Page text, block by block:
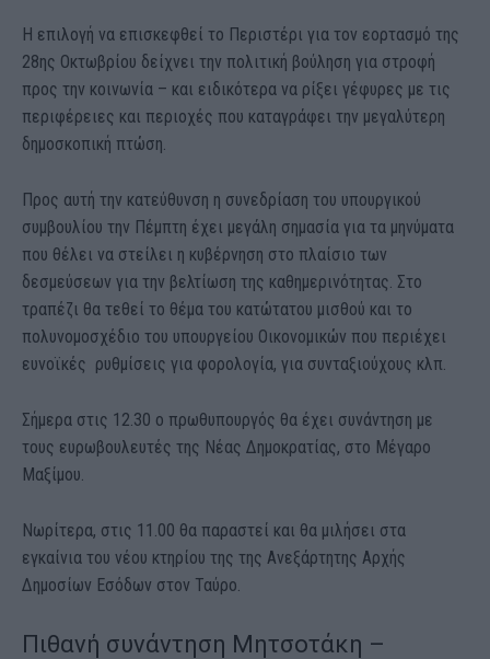
Η επιλογή να επισκεφθεί το Περιστέρι για τον εορτασμό της
28ης Οκτωβρίου δείχνει την πολιτική βούληση για στροφή
προς την κοινωνία – και ειδικότερα να ρίξει γέφυρες με τις
περιφέρειες και περιοχές που καταγράφει την μεγαλύτερη
δημοσκοπική πτώση.
Προς αυτή την κατεύθυνση η συνεδρίαση του υπουργικού
συμβουλίου την Πέμπτη έχει μεγάλη σημασία για τα μηνύματα
που θέλει να στείλει η κυβέρνηση στο πλαίσιο των
δεσμεύσεων για την βελτίωση της καθημερινότητας. Στο
τραπέζι θα τεθεί το θέμα του κατώτατου μισθού και το
πολυνομοσχέδιο του υπουργείου Οικονομικών που περιέχει
ευνοϊκές ρυθμίσεις για φορολογία, για συνταξιούχους κλπ.
Σήμερα στις 12.30 ο πρωθυπουργός θα έχει συνάντηση με
τους ευρωβουλευτές της Νέας Δημοκρατίας, στο Μέγαρο
Μαξίμου.
Νωρίτερα, στις 11.00 θα παραστεί και θα μιλήσει στα
εγκαίνια του νέου κτηρίου της της Ανεξάρτητης Αρχής
Δημοσίων Εσόδων στον Ταύρο.
Πιθανή συνάντηση Μητσοτάκη –